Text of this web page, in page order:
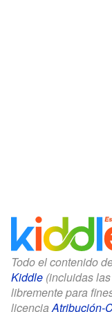
Todo el contenido
Kiddle (incluidas
libremente para
licenciaAtribución-